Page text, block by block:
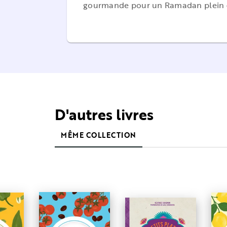
gourmande pour un Ramadan plein
D'autres livres
MÊME COLLECTION